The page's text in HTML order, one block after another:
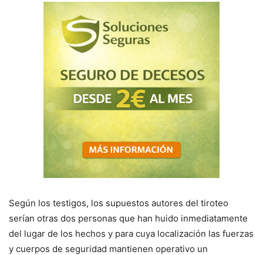
Según los testigos, los supuestos autores del tiroteo
serían otras dos personas que han huido inmediatamente
del lugar de los hechos y para cuya localización las fuerzas
y cuerpos de seguridad mantienen operativo un